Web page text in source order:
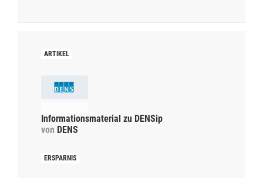
Informationsmaterial zu DENSip
von DENS